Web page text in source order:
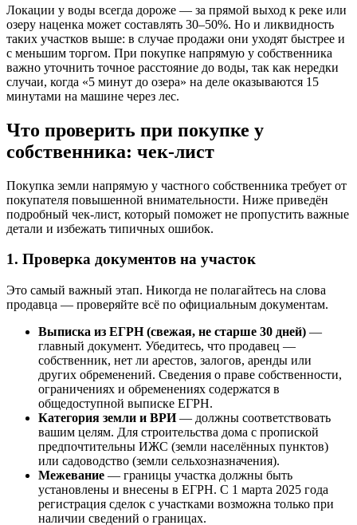
Локации у воды всегда дороже — за прямой выход к реке или
озеру наценка может составлять 30–50%. Но и ликвидность
таких участков выше: в случае продажи они уходят быстрее и
с меньшим торгом. При покупке напрямую у собственника
важно уточнить точное расстояние до воды, так как нередки
случаи, когда «5 минут до озера» на деле оказываются 15
минутами на машине через лес.
Что проверить при покупке у
собственника: чек-лист
Покупка земли напрямую у частного собственника требует от
покупателя повышенной внимательности. Ниже приведён
подробный чек-лист, который поможет не пропустить важные
детали и избежать типичных ошибок.
1. Проверка документов на участок
Это самый важный этап. Никогда не полагайтесь на слова
продавца — проверяйте всё по официальным документам.
Выписка из ЕГРН (свежая, не старше 30 дней) —
главный документ. Убедитесь, что продавец —
собственник, нет ли арестов, залогов, аренды или
других обременений. Сведения о праве собственности,
ограничениях и обременениях содержатся в
общедоступной выписке ЕГРН.
Категория земли и ВРИ— должны соответствовать
вашим целям. Для строительства дома с пропиской
предпочтительны ИЖС (земли населённых пунктов)
или садоводство (земли сельхозназначения).
Межевание — границы участка должны быть
установлены и внесены в ЕГРН. С 1 марта 2025 года
регистрация сделок с участками возможна только при
наличии сведений о границах.